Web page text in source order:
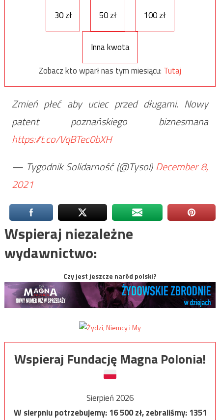
30 zł 50 zł 100 zł
Inna kwota
Zobacz kto wparł nas tym miesiącu: Tutaj
Zmień płeć aby uciec przed długami. Nowy
patent poznańskiego biznesmana
https://t.co/VqBTec0bXH
— Tygodnik Solidarność (@Tysol)December 8,
2021
Wspieraj niezależne
wydawnictwo:
Czy jest jeszcze naród polski?
Wspieraj Fundację Magna Polonia!
Sierpień 2026
W sierpniu potrzebujemy:16 500zł, zebraliśmy:1351